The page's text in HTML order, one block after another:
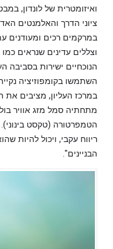
ציוני הדרך והאלמנטים
וצללים עדינים שנראים
הנוכחיים ישירות בסביבה
השתמשו בקומפוזיציה
במרכז העליון, מציבים את
מתחתיה סמל מזג אוויר
הטמפרטורה (טקסט
ריווח עקבי, ויכול להיות
הבניינים".